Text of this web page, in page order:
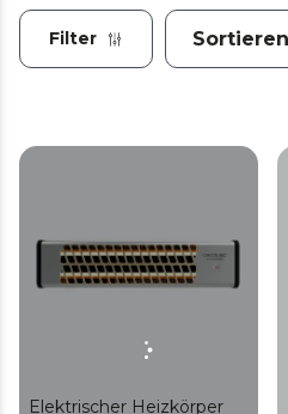
Filter
Elektrischer Heizkörper